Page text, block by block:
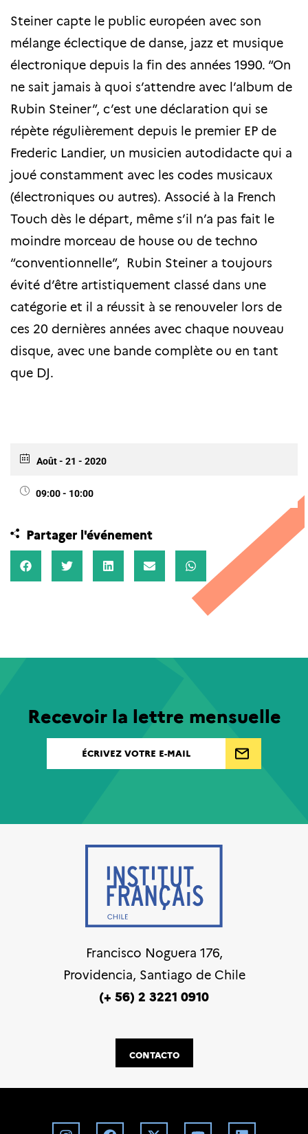
Steiner capte le public européen avec son
mélange éclectique de danse, jazz et musique
électronique depuis la fin des années 1990. “On
ne sait jamais à quoi s’attendre avec l’album de
Rubin Steiner”, c’est une déclaration qui se
répète régulièrement depuis le premier EP de
Frederic Landier, un musicien autodidacte qui a
joué constamment avec les codes musicaux
(électroniques ou autres). Associé à la French
Touch dès le départ, même s’il n’a pas fait le
moindre morceau de house ou de techno
“conventionnelle”, Rubin Steiner a toujours
évité d’être artistiquement classé dans une
catégorie et il a réussit à se renouveler lors de
ces 20 dernières années avec chaque nouveau
disque, avec une bande complète ou en tant
que DJ.
Août - 21 - 2020
09:00 - 10:00
Partager l'événement
Recevoir la lettre mensuelle
Francisco Noguera 176,
Providencia, Santiago de Chile
(+ 56) 2 3221 0910
CONTACTO